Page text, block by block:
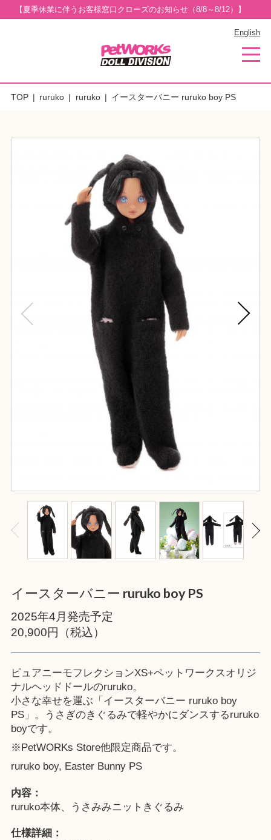
【夏季休業に伴うお客様窓口クローズのお知らせ（8/8～8/12）】
English
TOP ruruko ruruko イースターバニー ruruko boy PS
イースターバニー ruruko boy PS
2025年4月発売予定
20,900円（税込）
ピュアニーモフレクションXS+ペットワークスオリジ
ナルヘッドドールのruruko。
小さな幸せを運ぶ「イースターバニー ruruko boy
PS」。うさぎのきぐるみで軽やかにダンスするruruko
boyです。
※PetWORKs Store他限定商品です。
ruruko boy, Easter Bunny PS
内容：
ruruko本体、うさみみニットきぐるみ
仕様詳細：